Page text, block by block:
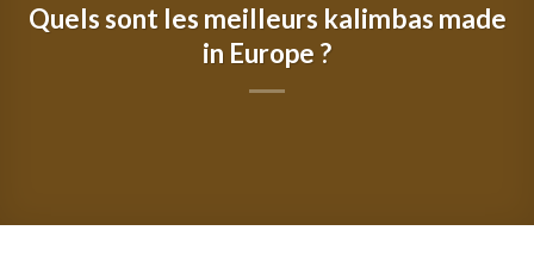
Quels sont les meilleurs kalimbas made
in Europe ?